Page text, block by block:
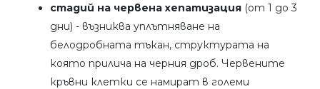
стадий на червена хепатизация (от 1 до 3
дни) - възниква уплътняване на
белодробната тъкан, структурата на
която прилича на черния дроб. Червените
кръвни клетки се намират в големи